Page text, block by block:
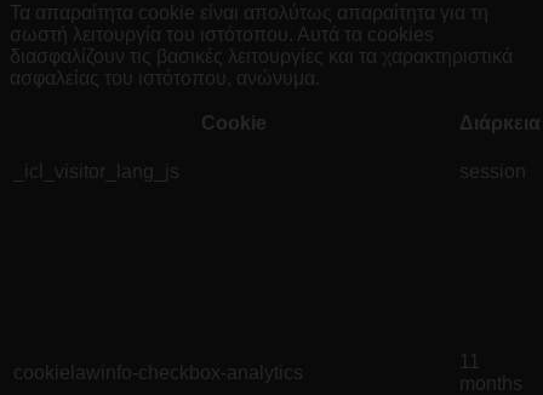
Τα απαραίτητα cookie είναι απολύτως απαραίτητα για τη
σωστή λειτουργία του ιστότοπου. Αυτά τα cookies
διασφαλίζουν τις βασικές λειτουργίες και τα χαρακτηριστικά
ασφαλείας του ιστότοπου, ανώνυμα.
Cookie Διάρκεια
_icl_visitor_lang_js session
cookielawinfo-checkbox-analytics
11
months